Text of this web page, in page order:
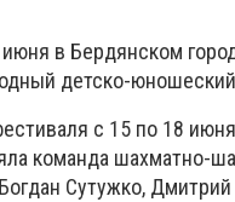
в Бердянском
детско-
с 15 по 18
команда шахматно-
Сутужко,